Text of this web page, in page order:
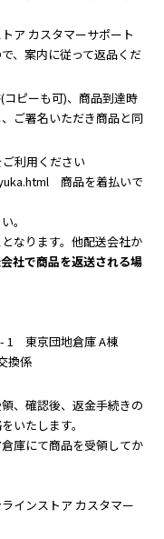
ア カスタマーサポート
、案内に従って返品くだ
ピーも可)、商品到達時
ご署名いただき商品と同
利用ください
商品を着払いで
。​​​
なります。他配送会社か
社で商品を返送される場
1 東京団地倉庫 A棟
換係​
、確認後、返金手続きの
いたします。​​
庫にて商品を受領してか
インストア カスタマー